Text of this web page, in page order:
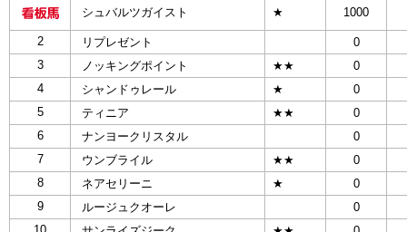
シュバルツガイスト ★ 1000
2 リプレゼント
0
3
ノッキングポイント ★★
0
4
シャンドゥレール ★
0
5
ティニア ★★
0
6
ナンヨークリスタル
0
7
ウンブライル ★★
0
8
ネアセリーニ ★
0
9
ルージュクオーレ
0